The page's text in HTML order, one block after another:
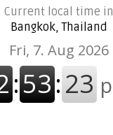
Current local time in
Bangkok, Thailand